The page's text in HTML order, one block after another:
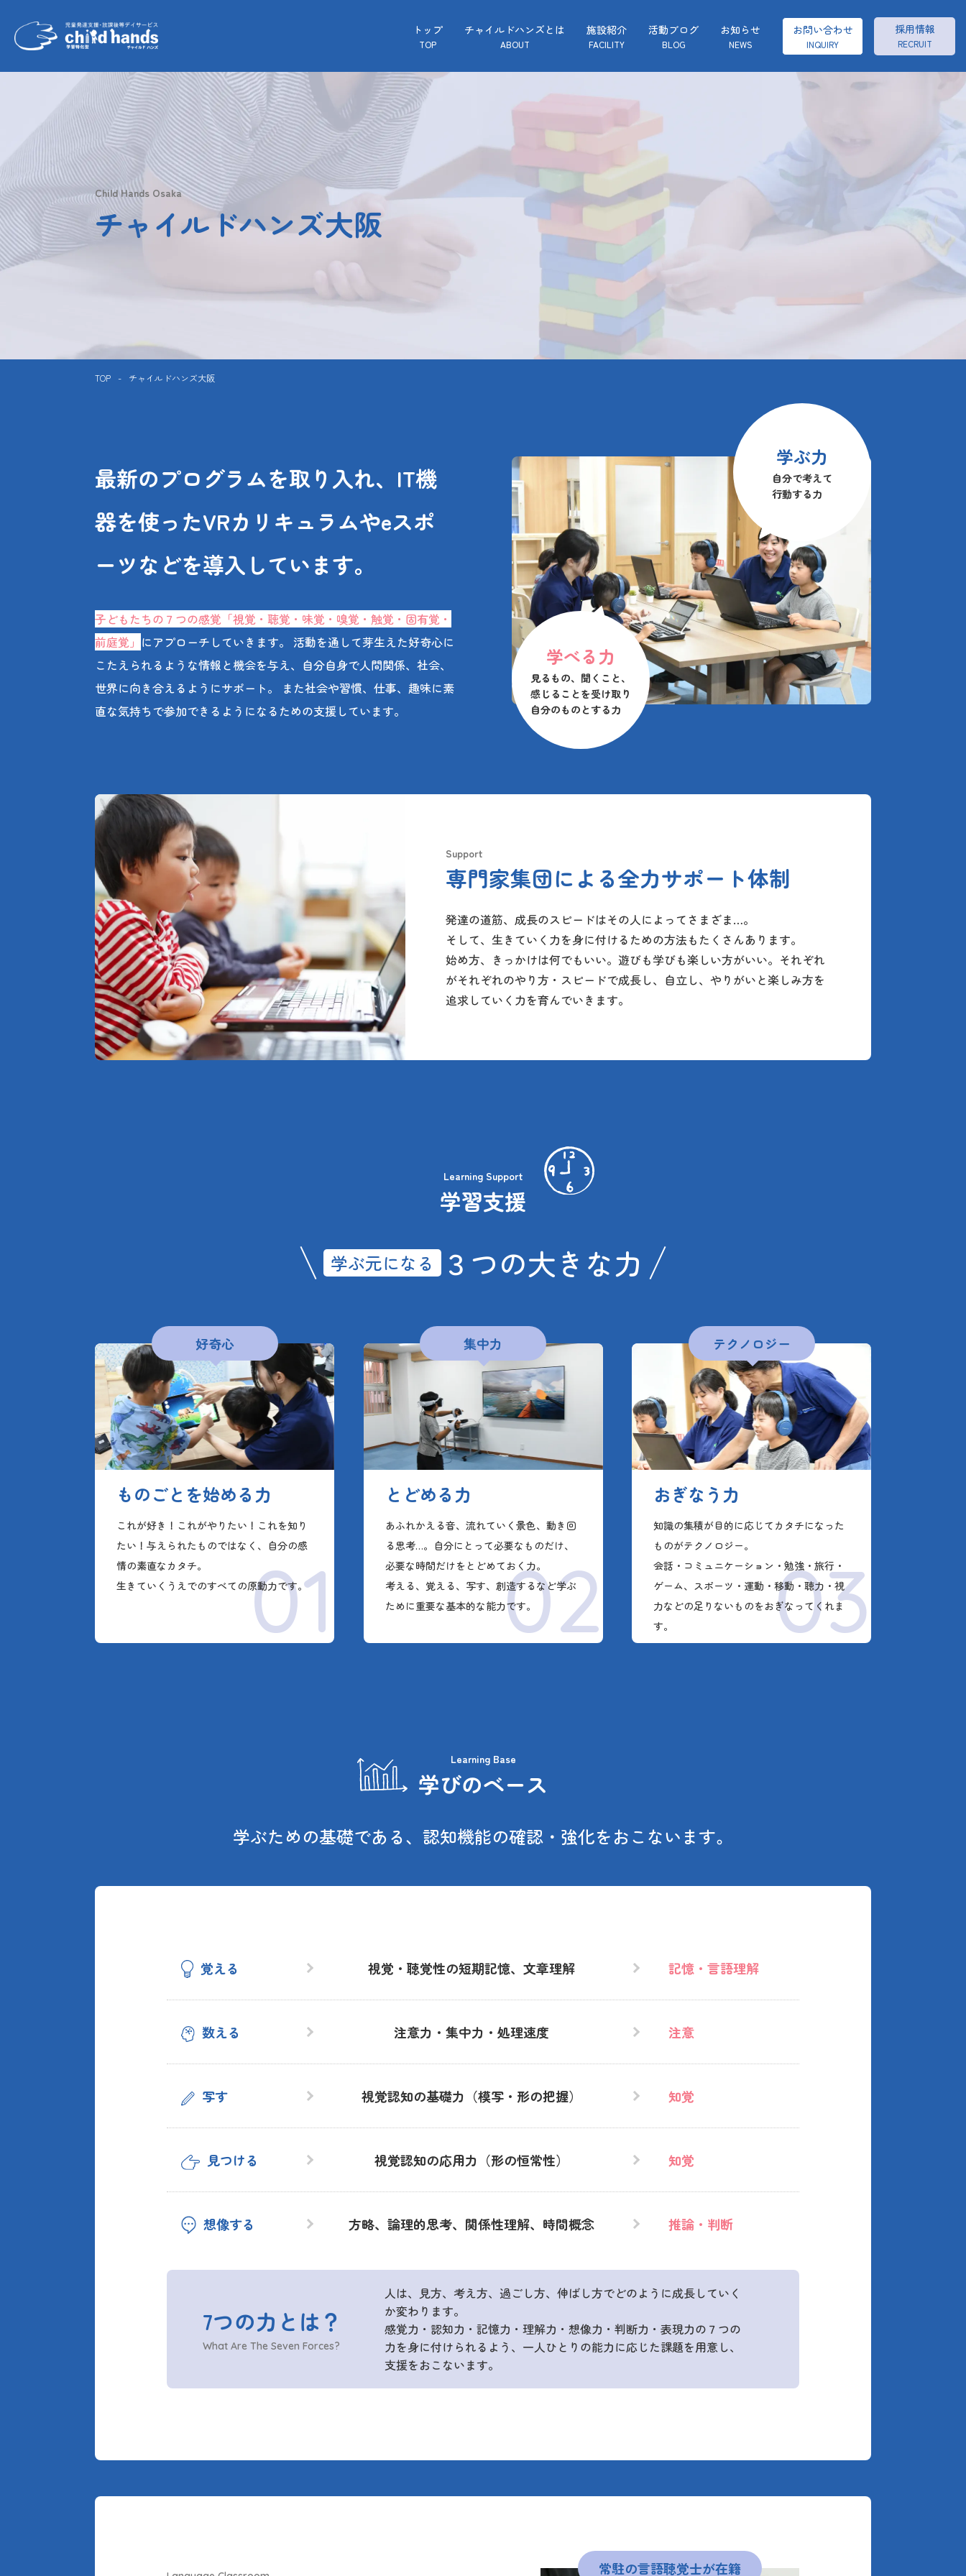
トップ
TOP
チャイルドハンズとは
ABOUT
施設紹介
FACILITY
活動ブログ
BLOG
お知らせ
NEWS
お問い合わせ
INQUIRY
採用情報
RECRUIT
チャイルドハンズ大阪
Child Hands Osaka
TOP - チャイルドハンズ大阪
最新のプログラムを取り入れ、IT機
器を使ったVRカリキュラムやeスポ
ーツなどを導入しています。
子どもたちの７つの感覚「視覚・聴覚・味覚・嗅覚・触覚・固有覚・
前庭覚」 にアプローチしていきます。 活動を通して芽生えた好奇心に
こたえられるような情報と機会を与え、自分自身で人間関係、社会、
世界に向き合えるようにサポート。 また社会や習慣、仕事、趣味に素
直な気持ちで参加できるようになるための支援しています。
学ぶ力
自分で考えて
行動する力
学べる力
見るもの、聞くこと、
感じることを受け取り
自分のものとする力
Support
専門家集団による全力サポート体制
発達の道筋、成長のスピードはその人によってさまざま…。
そして、生きていく力を身に付けるための方法もたくさんあります。
始め方、きっかけは何でもいい。遊びも学びも楽しい方がいい。それぞれ
がそれぞれのやり方・スピードで成長し、自立し、やりがいと楽しみ方を
追求していく力を育んでいきます。
学習支援
Learning Support
学ぶ元になる ３つの大きな力
好奇心
01
ものごとを始める力
これが好き！これがやりたい！これを知り
たい！与えられたものではなく、自分の感
情の素直なカタチ。
生きていくうえでのすべての原動力です。
集中力
02
とどめる力
あふれかえる音、流れていく景色、動き回
る思考…。自分にとって必要なものだけ、
必要な時間だけをとどめておく力。
考える、覚える、写す、創造するなど学ぶ
ために重要な基本的な能力です。
テクノロジー
03
おぎなう力
知識の集積が目的に応じてカタチになった
ものがテクノロジー。
会話・コミュニケーション・勉強・旅行・
ゲーム、スポーツ・運動・移動・聴力・視
力などの足りないものをおぎなってくれま
す。
学びのベース
Learning Base
学ぶための基礎である、認知機能の確認・強化をおこないます。
覚える 視覚・聴覚性の短期記憶、文章理解 記憶・言語理解
数える 注意力・集中力・処理速度 注意
写す 視覚認知の基礎力（模写・形の把握） 知覚
見つける 視覚認知の応用力（形の恒常性） 知覚
想像する 方略、論理的思考、関係性理解、時間概念 推論・判断
7つの力とは？
What Are The Seven Forces?
人は、見方、考え方、過ごし方、伸ばし方でどのように成長していく
か変わります。
感覚力・認知力・記憶力・理解力・想像力・判断力・表現力の７つの
力を身に付けられるよう、一人ひとりの能力に応じた課題を用意し、
支援をおこないます。
常駐の言語聴覚士が在籍